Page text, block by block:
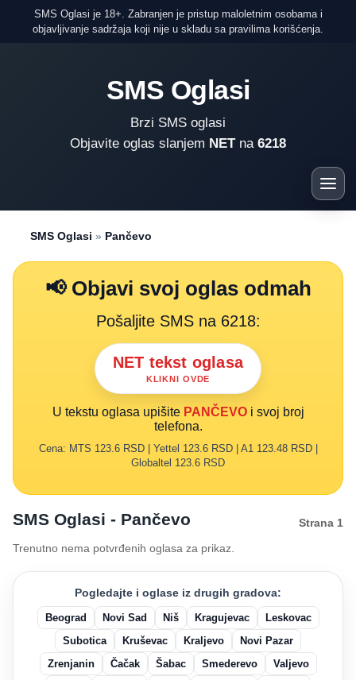
SMS Oglasi je 18+. Zabranjen je pristup maloletnim osobama i
objavljivanje sadržaja koji nije u skladu sa pravilima korišćenja.
SMS Oglasi
Brzi SMS oglasi
Objavite oglas slanjem NETna 6218
SMS Oglasi » Pančevo
📢 Objavi svoj oglas odmah
Pošaljite SMS na 6218:
NET tekst oglasa
KLIKNI OVDE
U tekstu oglasa upišite PANČEVOi svoj broj
telefona.
Cena: MTS 123.6 RSD | Yettel 123.6 RSD | A1 123.48 RSD |
Globaltel 123.6 RSD
SMS Oglasi - Pančevo
Strana 1
Trenutno nema potvrđenih oglasa za prikaz.
Pogledajte i oglase iz drugih gradova:
Beograd Novi Sad Niš Kragujevac
Leskovac
Subotica
Kruševac Kraljevo
Novi Pazar
Zrenjanin
Čačak Šabac Smederevo
Valjevo